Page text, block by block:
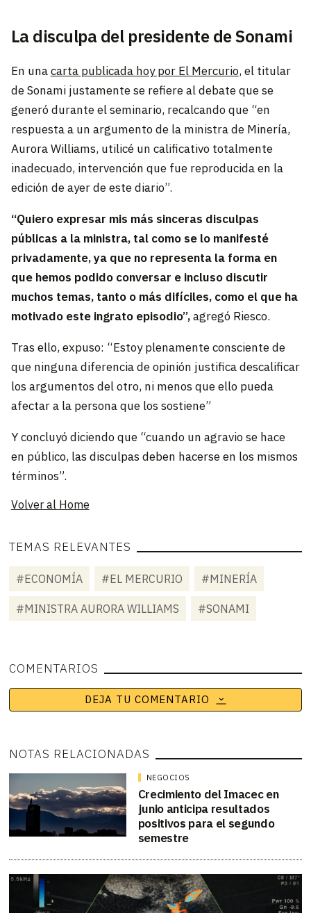
La disculpa del presidente de Sonami
En unacarta publicada hoy por El Mercurio, el titular
de Sonami justamente se refiere al debate que se
generó durante el seminario, recalcando que “en
respuesta a un argumento de la ministra de Minería,
Aurora Williams, utilicé un calificativo totalmente
inadecuado, intervención que fue reproducida en la
edición de ayer de este diario”.
“Quiero expresar mis más sinceras disculpas
públicas a la ministra, tal como se lo manifesté
privadamente, ya que no representa la forma en
que hemos podido conversar e incluso discutir
muchos temas, tanto o más difíciles, como el que ha
motivado este ingrato episodio”,agregó Riesco.
Tras ello, expuso: “Estoy plenamente consciente de
que ninguna diferencia de opinión justifica descalificar
los argumentos del otro, ni menos que ello pueda
afectar a la persona que los sostiene”
Y concluyó diciendo que “cuando un agravio se hace
en público, las disculpas deben hacerse en los mismos
términos”.
Volver al Home
TEMAS RELEVANTES
#ECONOMÍA #EL MERCURIO #MINERÍA
#MINISTRA AURORA WILLIAMS #SONAMI
COMENTARIOS
DEJA TU COMENTARIO
NOTAS RELACIONADAS
NEGOCIOS
Crecimiento del Imacec en
junio anticipa resultados
positivos para el segundo
semestre